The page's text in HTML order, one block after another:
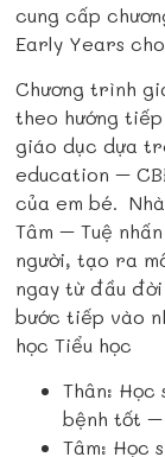
cung cấp
Early Years
Chương trình
theo hướng
giáo dục dựa
education –
của em bé.
Tâm – Tuệ
người, tạo ra
ngay từ đầu
bước tiếp vào
học Tiểu học
Thân: Học
bệnh tốt –
Tâm: Học